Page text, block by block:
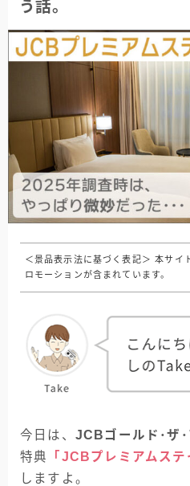
う話。
＜景品表示法に基づく表記＞ 本サイ
ロモーションが含まれています。
今日は、 JCBゴールド･ザ･
特典
「JCBプレミアムステ
しますよ。